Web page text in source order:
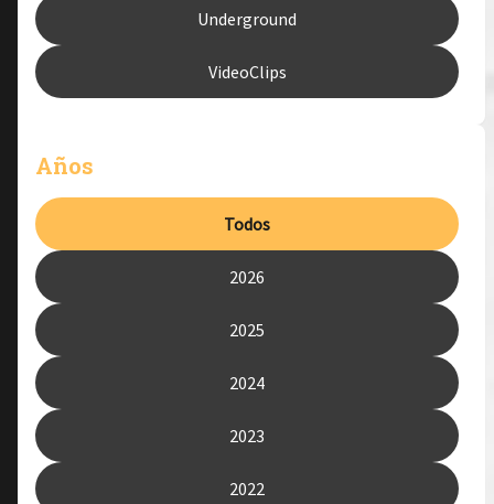
Underground
VideoClips
Años
Todos
2026
2025
2024
2023
2022